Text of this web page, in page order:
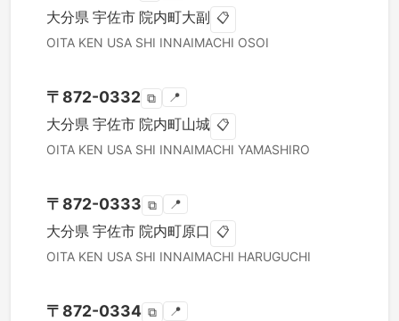
大分県 宇佐市 院内町大副 📋
OITA KEN USA SHI INNAIMACHI OSOI
〒 872-0332 ⧉ 📍
大分県 宇佐市 院内町山城 📋
OITA KEN USA SHI INNAIMACHI YAMASHIRO
〒 872-0333 ⧉ 📍
大分県 宇佐市 院内町原口 📋
OITA KEN USA SHI INNAIMACHI HARUGUCHI
〒 872-0334 ⧉ 📍